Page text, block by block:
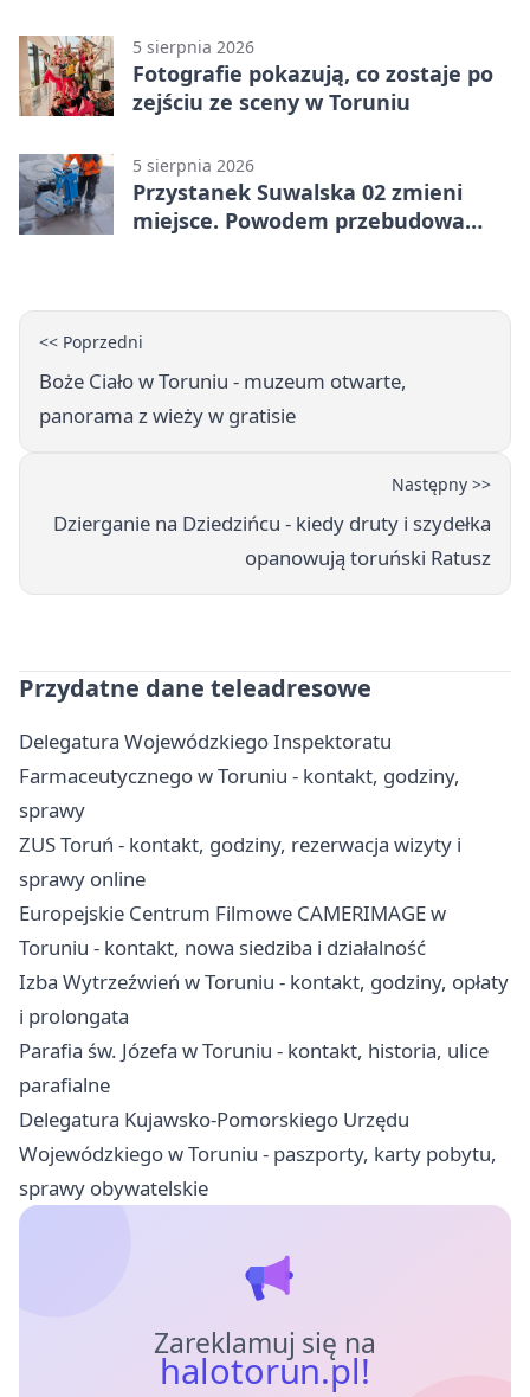
5 sierpnia 2026
Fotografie pokazują, co zostaje po
zejściu ze sceny w Toruniu
5 sierpnia 2026
Przystanek Suwalska 02 zmieni
miejsce. Powodem przebudowa
<< Poprzedni
Boże Ciało w Toruniu - muzeum otwarte,
panorama z wieży w gratisie
Następny >>
Dzierganie na Dziedzińcu - kiedy druty i szydełka
opanowują toruński Ratusz
Przydatne dane teleadresowe
Delegatura Wojewódzkiego Inspektoratu
Farmaceutycznego w Toruniu - kontakt, godziny,
sprawy
ZUS Toruń - kontakt, godziny, rezerwacja wizyty i
sprawy online
Europejskie Centrum Filmowe CAMERIMAGE w
Toruniu - kontakt, nowa siedziba i działalność
Izba Wytrzeźwień w Toruniu - kontakt, godziny, opłaty
i prolongata
Parafia św. Józefa w Toruniu - kontakt, historia, ulice
parafialne
Delegatura Kujawsko-Pomorskiego Urzędu
Wojewódzkiego w Toruniu - paszporty, karty pobytu,
sprawy obywatelskie
Zareklamuj się na
halotorun.pl!